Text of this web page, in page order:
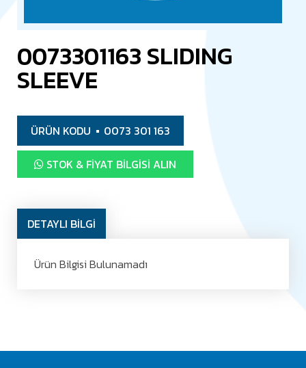
0073301163 SLIDING
SLEEVE
ÜRÜN KODU 0073 301 163
STOK & FIYAT BILGISI ALIN
DETAYLI BİLGİ
Ürün Bilgisi Bulunamadı